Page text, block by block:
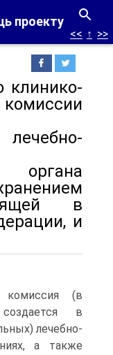
проекту
<< ↑ >>
в
и
комиссия (в
в
лечебно-
а также